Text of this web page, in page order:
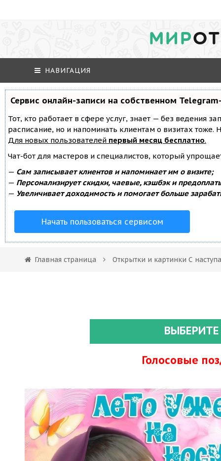
МИР
НАВИГАЦИЯ
Сервис онлайн-записи на собственном
Тот, кто работает в сфере услуг, знает — без ведения
расписание, но и напоминать клиентам о визитах
Для новых пользователей первый месяц бесплатно.
Чат-бот для мастеров и специалистов, который
— Сам записывает клиентов и напоминает им о визите;
— Персонализирует скидки, чаевые, кэшбэк и
— Увеличивает доходимость и помогает больше
Начать пользоваться сервисом
Главная страница Открытки и картинки С
Голосовые